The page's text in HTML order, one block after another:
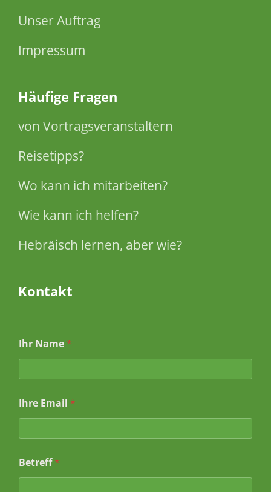
Unser Auftrag
Impressum
Häufige Fragen
von Vortragsveranstaltern
Reisetipps?
Wo kann ich mitarbeiten?
Wie kann ich helfen?
Hebräisch lernen, aber wie?
Kontakt
Ihr Name *
Ihre Email *
e
t
Betreff*